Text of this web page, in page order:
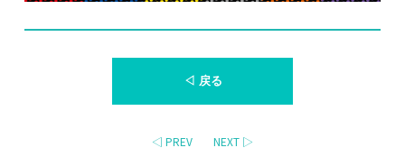
◁ 戻る
◁ PREV NEXT ▷